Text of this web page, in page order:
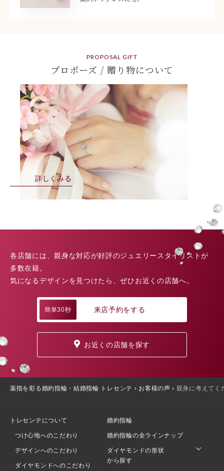
PROPOSAL GIFT
プロポーズ / 贈り物について
詳しくみる
各店舗には、親身な対応が好評のジュエリースタイリストが
多数在籍。
気になるデザインを見つけたら、ぜひお近くの店舗へ。
簡単30秒 来店予約をする
お近くの店舗を探す
薬指を彩る婚約指輪・結婚指輪 トレセンテ › お客様の声 › 親身に考えてく
トレセンテについて
つけ心地へのこだわり
デザインへのこだわり
ダイヤモンドへのこだわり
婚約指輪
婚約指輪の全ラインナップ
ダイヤモンドの形状
から探す